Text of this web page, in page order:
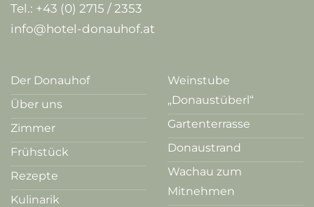
Tel.: +43 (0) 2715 / 2353
info@hotel-donauhof.at
Der Donauhof
Über uns
Zimmer
Frühstück
Rezepte
Kulinarik
Weinstube
„Donaustüberl“
Gartenterrasse
Donaustrand
Wachau zum
Mitnehmen